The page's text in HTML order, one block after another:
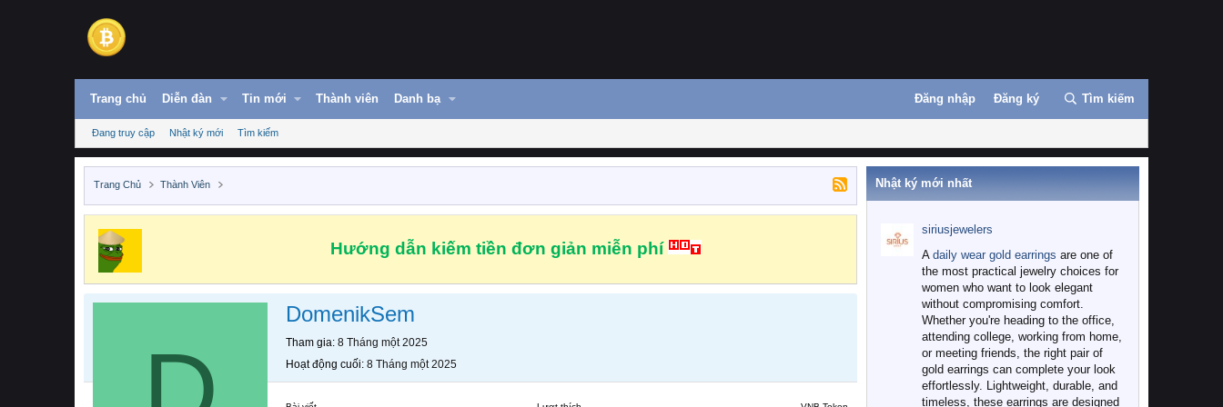
Trang chủ Diễn đàn Tin mới Thành viên Danh bạ Đăng nhập Đăng ký Tìm kiếm
Đang truy cập Nhật ký mới Tìm kiếm
Trang Chủ Thành Viên
Hướng dẫn kiếm tiền đơn giản miễn phí
DomenikSem
Tham gia 8 Tháng một 2025
Hoạt động cuối 8 Tháng một 2025
Nhật ký mới nhất
siriusjewelers
A daily wear gold earrings are one of
the most practical jewelry choices for
women who want to look elegant
without compromising comfort.
Whether you're heading to the office,
attending college, working from home,
or meeting friends, the right pair of
gold earrings can complete your look
effortlessly. Lightweight, durable, and
timeless, these earrings are designed